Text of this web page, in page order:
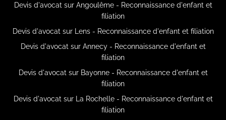
Devis d'avocat sur Angoulême - Reconnaissance d'enfant et
filiation
Devis d'avocat sur Lens - Reconnaissance d'enfant et filiation
Devis d'avocat sur Annecy - Reconnaissance d'enfant et
filiation
Devis d'avocat sur Bayonne - Reconnaissance d'enfant et
filiation
Devis d'avocat sur La Rochelle - Reconnaissance d'enfant et
filiation